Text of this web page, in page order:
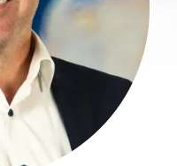
Frankfurt/Main.